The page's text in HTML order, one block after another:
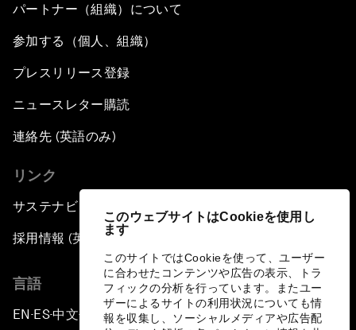
このウェブサイトはCookieを使用し
ます
このサイトではCookieを使って、ユーザー
に合わせたコンテンツや広告の表示、トラ
フィックの分析を行っています。またユー
ザーによるサイトの利用状況についても情
報を収集し、ソーシャルメディアや広告配
パートナー（組織）について
参加する（個人、組織）
プレスリリース登録
ニュースレター購読
連絡先 (英語のみ)
リンク
サステナビリティへの取り組み
採用情報 (英語のみ)
言語
EN ▪ES▪中文▪ 日本語